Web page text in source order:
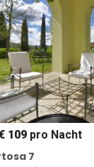
109 pro Nacht
7